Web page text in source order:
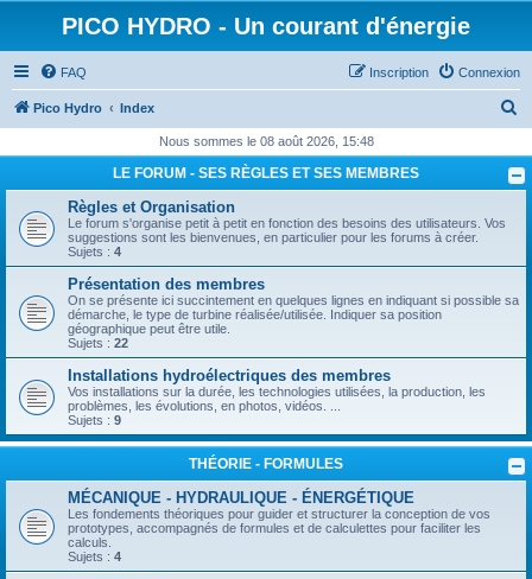
PICO HYDRO - Un courant d'énergie
FAQ Connexion
Inscription
Pico Hydro Index
c
h
r
Nous sommes le 08 août 2026, 15:48
LE FORUM - SES RÈGLES ET SES MEMBRES
Règles et Organisation
Le forum s'organise petit à petit en fonction des besoins des utilisateurs. Vos
suggestions sont les bienvenues, en particulier pour les forums à créer.
Sujets : 4
Présentation des membres
On se présente ici succintement en quelques lignes en indiquant si possible sa
démarche, le type de turbine réalisée/utilisée. Indiquer sa position
géographique peut être utile.
Sujets : 22
Installations hydroélectriques des membres
Vos installations sur la durée, les technologies utilisées, la production, les
problèmes, les évolutions, en photos, vidéos. ...
Sujets : 9
THÉORIE - FORMULES
MÉCANIQUE - HYDRAULIQUE - ÉNERGÉTIQUE
Les fondements théoriques pour guider et structurer la conception de vos
prototypes, accompagnés de formules et de calculettes pour faciliter les
calculs.
Sujets : 4